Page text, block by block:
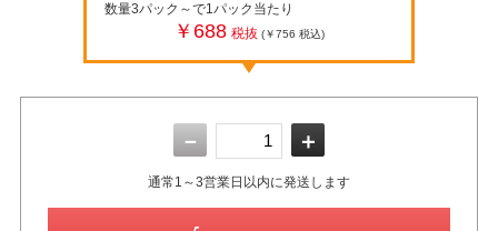
数量3パック～で1パック当たり
￥688 税抜 (￥756 税込)
－ ＋
通常1～3営業日以内に発送します